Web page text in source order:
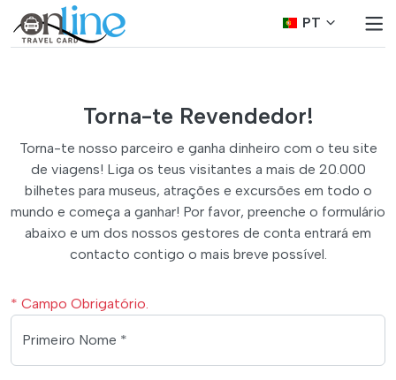
PT
Torna-te Revendedor!
Torna-te nosso parceiro e ganha dinheiro com o teu site
de viagens! Liga os teus visitantes a mais de 20.000
bilhetes para museus, atrações e excursões em todo o
mundo e começa a ganhar! Por favor, preenche o formulário
abaixo e um dos nossos gestores de conta entrará em
contacto contigo o mais breve possível.
* Campo Obrigatório.
Primeiro Nome *